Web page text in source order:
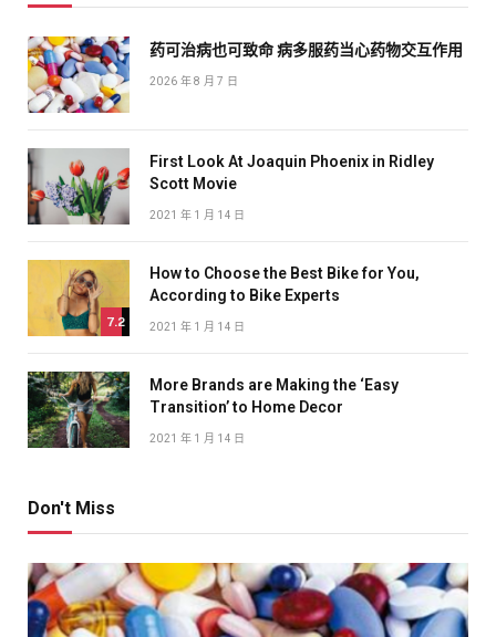
药可治病也可致命 病多服药当心药物交互作用
2026 年 8 月 7 日
First Look At Joaquin Phoenix in Ridley
Scott Movie
2021 年 1 月 14 日
7.2
How to Choose the Best Bike for You,
According to Bike Experts
2021 年 1 月 14 日
More Brands are Making the ‘Easy
Transition’ to Home Decor
2021 年 1 月 14 日
Don't Miss